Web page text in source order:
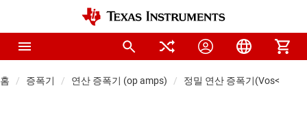
홈 증폭기 연산 증폭기 (op amps) 정밀 연산 증폭기(Vos<1mV)